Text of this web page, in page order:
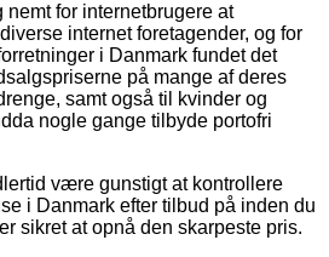
for internetbrugere at
internet foretagender, og for
i Danmark fundet det
på mange af deres
samt også til kvinder og
nogle gange tilbyde portofri
være gunstigt at kontrollere
i Danmark efter tilbud på inden du
sikret at opnå den skarpeste pris.